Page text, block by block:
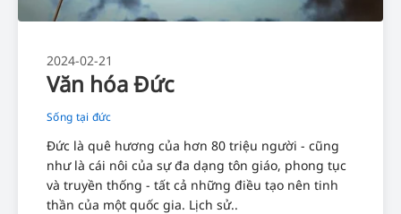
2024-02-21
Văn hóa Đức
Sống tại đức
Đức là quê hương của hơn 80 triệu người - cũng
như là cái nôi của sự đa dạng tôn giáo, phong tục
và truyền thống - tất cả những điều tạo nên tinh
thần của một quốc gia. Lịch sử..